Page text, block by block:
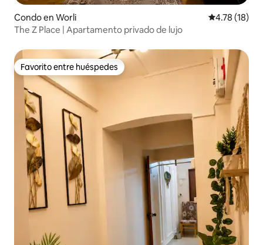
Condo en Worli Calificación
4.78 (18)
The Z Place | Apartamento privado de lujo
Favorito entre huéspedes
Favorito entre huéspedes